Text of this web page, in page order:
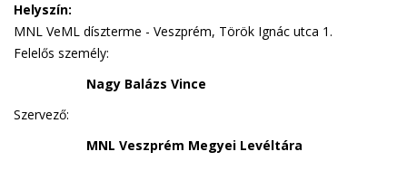
Helyszín:
MNL VeML díszterme - Veszprém, Török Ignác utca 1.
Felelős személy:
Nagy Balázs Vince
Szervező:
MNL Veszprém Megyei Levéltára